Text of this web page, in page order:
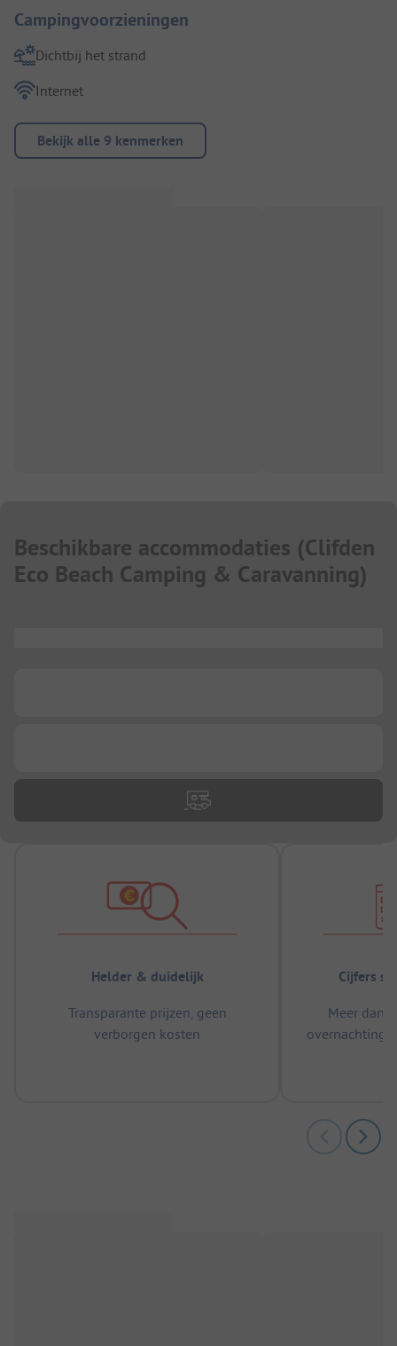
Campingvoorzieningen
Dichtbij het strand
Internet
Bekijk alle 9 kenmerken
Beschikbare accommodaties (Clifden
Eco Beach Camping & Caravanning)
Helder & duidelijk
Transparante prijzen, geen
verborgen kosten
Cijfers
Meer dan